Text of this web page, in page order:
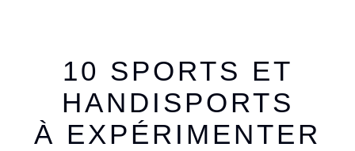
10 SPORTS ET
HANDISPORTS
À EXPÉRIMENTER